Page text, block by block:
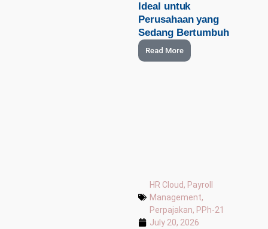
Ideal untuk
Perusahaan yang
Sedang Bertumbuh
Read More
HR Cloud, Payroll
Management,
Perpajakan, PPh-21
July 20, 2026